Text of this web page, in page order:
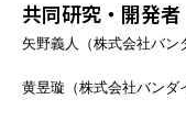
共同研究・開発者
矢野義人（株式会社バン
黄昱璇（株式会社バンダ